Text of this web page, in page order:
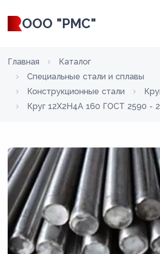
ООО "РМС"
Главная
Каталог
Специальные стали и сплавы
Конструкционные стали
Круг 12Х2Н4А 160 ГОСТ 2590 -